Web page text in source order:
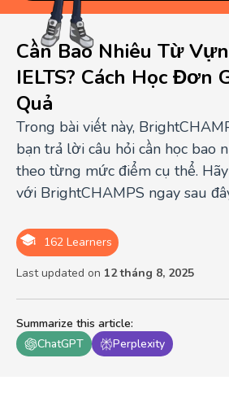
Summarize this article:
ChatGPT
Perplexity
162 Learners
Last updated on 12 tháng 8, 2025
Cần Bao Nhiêu Từ
IELTS? Cách Học Đơn
Quả
Trong bài viết này,
bạn trả lời câu hỏi cần học bao
theo từng mức điểm cụ thể.
với BrightCHAMPS ngay sau